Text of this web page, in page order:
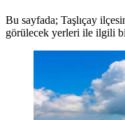
Bu sayfada; Taşlıçay
görülecek yerleri ile ilgili